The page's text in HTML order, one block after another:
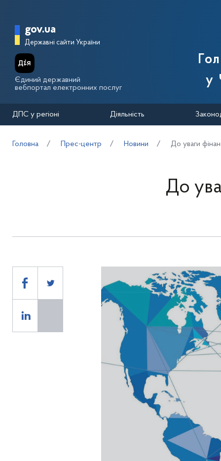
Головна сторінка Державної
gov.ua
Державні сайти України
Єдиний державний
вебпортал електронних послуг
у
ДПС у регіоні Діяльність
Головна Прес-центр Новини До уваги
До